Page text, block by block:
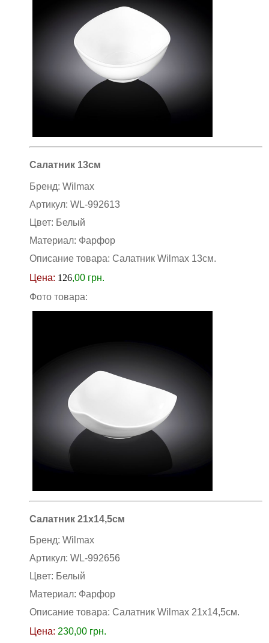
Салатник 13см
Бренд: Wilmax
Артикул: WL-992613
Цвет: Белый
Материал: Фарфор
Описание товара: Салатник Wilmax 13см.
Цена: 126,00 грн.
Фото товара:
Салатник 21х14,5см
Бренд: Wilmax
Артикул: WL-992656
Цвет: Белый
Материал: Фарфор
Описание товара: Салатник Wilmax 21х14,5см.
Цена: 230,00 грн.